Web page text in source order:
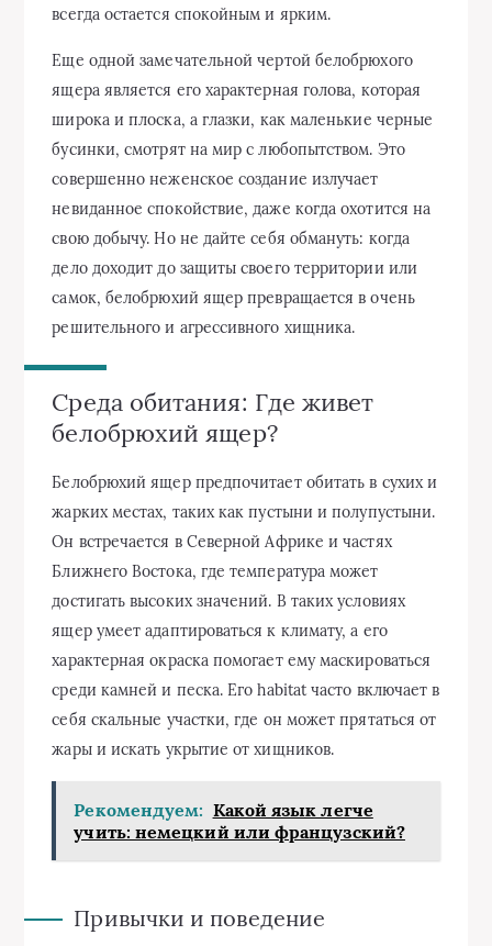
всегда остается спокойным и ярким.
Еще одной замечательной чертой белобрюхого
ящера является его характерная голова, которая
широка и плоска, а глазки, как маленькие черные
бусинки, смотрят на мир с любопытством. Это
совершенно неженское создание излучает
невиданное спокойствие, даже когда охотится на
свою добычу. Но не дайте себя обмануть: когда
дело доходит до защиты своего территории или
самок, белобрюхий ящер превращается в очень
решительного и агрессивного хищника.
Среда обитания: Где живет
белобрюхий ящер?
Белобрюхий ящер предпочитает обитать в сухих и
жарких местах, таких как пустыни и полупустыни.
Он встречается в Северной Африке и частях
Ближнего Востока, где температура может
достигать высоких значений. В таких условиях
ящер умеет адаптироваться к климату, а его
характерная окраска помогает ему маскироваться
среди камней и песка. Его habitat часто включает в
себя скальные участки, где он может прятаться от
жары и искать укрытие от хищников.
Рекомендуем: Какой язык легче
учить: немецкий или французский?
Привычки и поведение